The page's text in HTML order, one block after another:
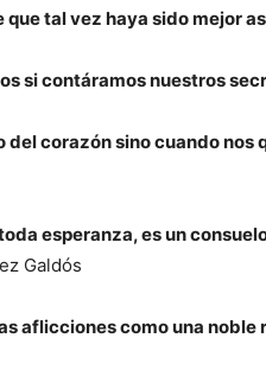
tal vez haya sido mejor
si contáramos nuestros
del corazón sino cuando nos
esperanza, es un
Galdós
aflicciones como una noble